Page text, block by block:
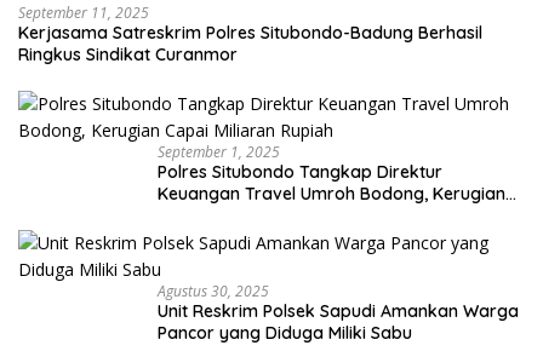
September 11, 2025
Kerjasama Satreskrim Polres Situbondo-Badung Berhasil
Ringkus Sindikat Curanmor
September 1, 2025
Polres Situbondo Tangkap Direktur
Keuangan Travel Umroh Bodong, Kerugian
Agustus 30, 2025
Unit Reskrim Polsek Sapudi Amankan Warga
Pancor yang Diduga Miliki Sabu